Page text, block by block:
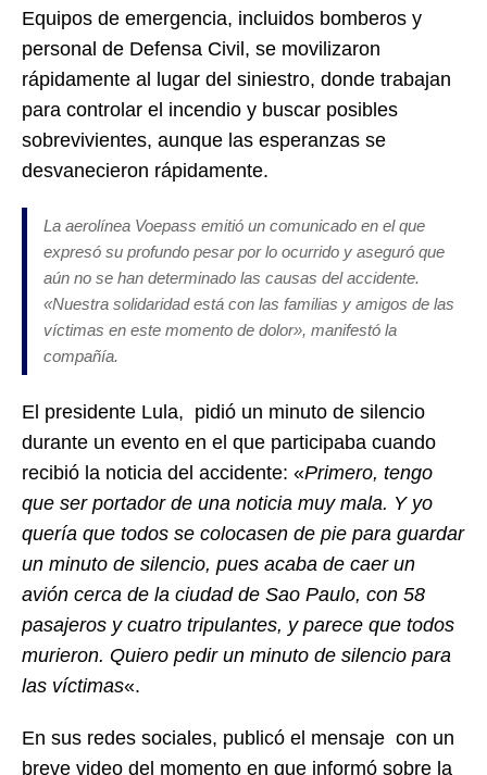
Equipos de emergencia, incluidos bomberos y
personal de Defensa Civil, se movilizaron
rápidamente al lugar del siniestro, donde trabajan
para controlar el incendio y buscar posibles
sobrevivientes, aunque las esperanzas se
desvanecieron rápidamente.
La aerolínea Voepass emitió un comunicado en el que
expresó su profundo pesar por lo ocurrido y aseguró que
aún no se han determinado las causas del accidente.
«Nuestra solidaridad está con las familias y amigos de las
víctimas en este momento de dolor», manifestó la
compañía.
El presidente Lula, pidió un minuto de silencio
durante un evento en el que participaba cuando
recibió la noticia del accidente: «Primero, tengo
que ser portador de una noticia muy mala. Y yo
quería que todos se colocasen de pie para guardar
un minuto de silencio, pues acaba de caer un
avión cerca de la ciudad de Sao Paulo, con 58
pasajeros y cuatro tripulantes, y parece que todos
murieron. Quiero pedir un minuto de silencio para
las víctimas«.
En sus redes sociales, publicó el mensaje con un
breve video del momento en que informó sobre la